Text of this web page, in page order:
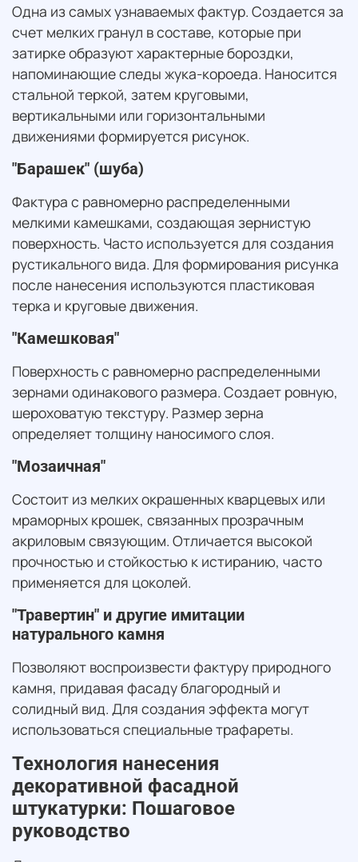
Одна из самых узнаваемых фактур. Создается за
счет мелких гранул в составе, которые при
затирке образуют характерные бороздки,
напоминающие следы жука-короеда. Наносится
стальной теркой, затем круговыми,
вертикальными или горизонтальными
движениями формируется рисунок.
"Барашек" (шуба)
Фактура с равномерно распределенными
мелкими камешками, создающая зернистую
поверхность. Часто используется для создания
рустикального вида. Для формирования рисунка
после нанесения используются пластиковая
терка и круговые движения.
"Камешковая"
Поверхность с равномерно распределенными
зернами одинакового размера. Создает ровную,
шероховатую текстуру. Размер зерна
определяет толщину наносимого слоя.
"Мозаичная"
Состоит из мелких окрашенных кварцевых или
мраморных крошек, связанных прозрачным
акриловым связующим. Отличается высокой
прочностью и стойкостью к истиранию, часто
применяется для цоколей.
"Травертин" и другие имитации
натурального камня
Позволяют воспроизвести фактуру природного
камня, придавая фасаду благородный и
солидный вид. Для создания эффекта могут
использоваться специальные трафареты.
Технология нанесения
декоративной фасадной
штукатурки: Пошаговое
руководство